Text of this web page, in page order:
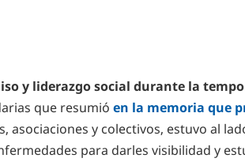
y liderazgo social durante la
que resumió en la memoria que
asociaciones y colectivos, estuvo al
para darles visibilidad y